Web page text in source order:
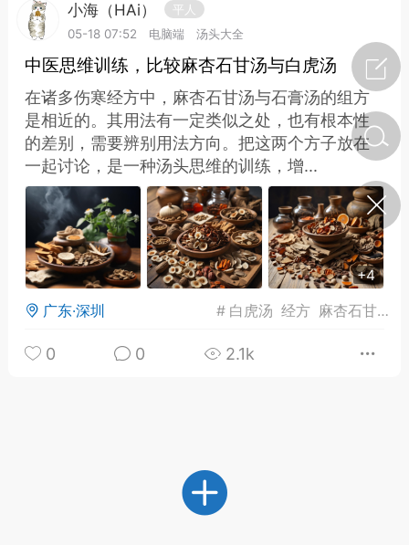
节气气象
·特急预警】关
节返乡期间“闪
急提示
0
如何购买【理肺清瘟膏】
【养正护络膏】？
谷气行、营卫通：内经视角
下的脾胃调养要义
小海（HAi）
平人
05-18 07:52
电脑端 汤头大全
中医思维训练，比较麻杏石甘汤与白虎汤
在诸多伤寒经方中，麻杏石甘汤与石膏汤的组方
是相近的。其用法有一定类似之处，也有根本性
的差别，需要辨别用法方向。把这两个方子放在
一起讨论，是一种汤头思维的训练，增...
+4
广东·深圳 # 白虎汤 经方 麻杏石甘汤
0 0 2.1k